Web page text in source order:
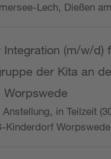
Lech, Dießen
Integration (m/w/d)
der Kita an
Worpswede
in Teilzeit
Kinderdorf